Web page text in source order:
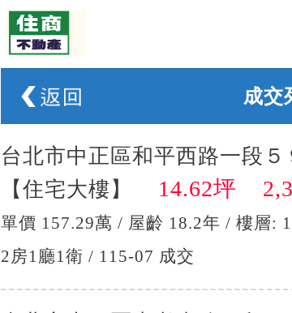
成交
台北市中正區和平西路一段５
【住宅大樓】
14.62坪
單價 157.29萬 / 屋齡 18.2年 / 樓層:
2房1廳1衛 / 115-07 成交